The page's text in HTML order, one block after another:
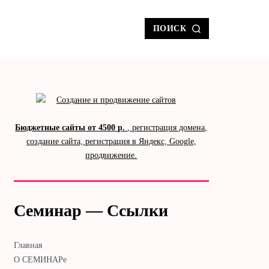
ПОИСК
Бюджетные сайты от 4500 р. , регистрация домена,
создание сайта, регистрация в Яндекс, Google,
продвижение.
Семинар — Ссылки
Главная
О СЕМИНАРе